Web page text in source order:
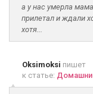
а у нас умерла
прилетал и ждали
хотя...
Oksimoksi пишет
к статье: